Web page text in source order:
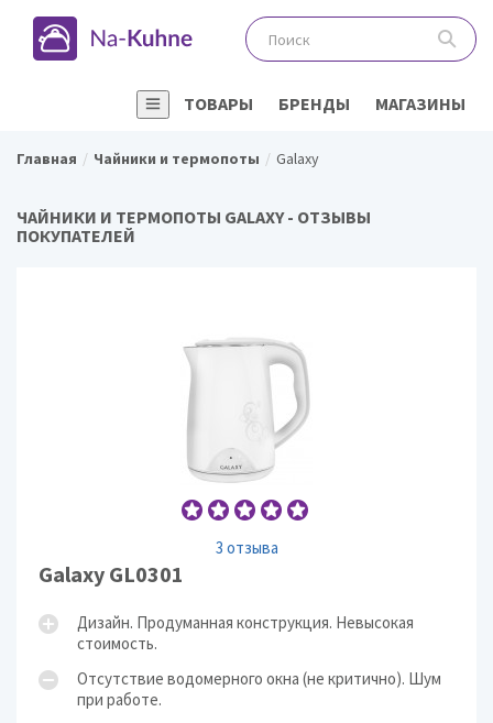
ТОВАРЫ БРЕНДЫ МАГАЗИНЫ
Главная Чайники и термопоты Galaxy
ЧАЙНИКИ И ТЕРМОПОТЫ GALAXY - ОТЗЫВЫ
ПОКУПАТЕЛЕЙ
3 отзыва
Galaxy GL0301
Дизайн. Продуманная конструкция. Невысокая
стоимость.
Отсутствие водомерного окна (не критично). Шум
при работе.